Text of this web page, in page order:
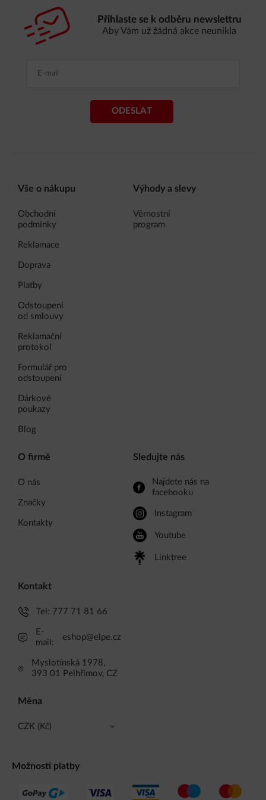
Přihlaste se k odběru newslettru
Aby Vám už žádná akce neunikla
ODESLAT
Vše o nákupu
Obchodní
podmínky
Reklamace
Doprava
Platby
Odstoupení
od smlouvy
Reklamační
protokol
Formulář pro
odstoupení
Dárkové
poukazy
Blog
Výhody a slevy
Věrnostní
program
O firmě
O nás
Značky
Kontakty
Sledujte nás
Najdete nás na
facebooku
Instagram
Youtube
Linktree
Kontakt
Tel: 777 71 81 66
E-
mail:
eshop@elpe.cz
Myslotínská 1978,
393 01 Pelhřimov, CZ
Měna
CZK (Kč)
EUR (EUR)
Možnosti platby